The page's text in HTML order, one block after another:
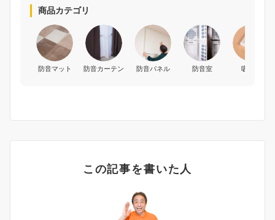
商品カテゴリ
防音マット 防音カーテン 防音パネル 防音室 吸音材
この記事を書いた人